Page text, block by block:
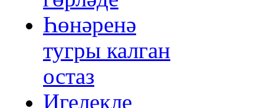
Һөнәренә
тугры калган
остаз
Игелекле